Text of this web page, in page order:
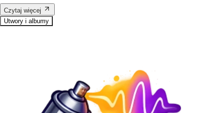
Czytaj więcej
Utwory i albumy